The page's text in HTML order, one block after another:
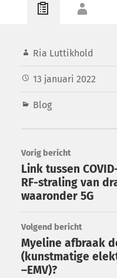
Ria Luttikhold
13 januari 2022
Blog
Vorig bericht
Link tussen
RF-straling van
waaronder 5G
Volgend bericht
Myeline afbraak
(kunstmatige
–EMV)?